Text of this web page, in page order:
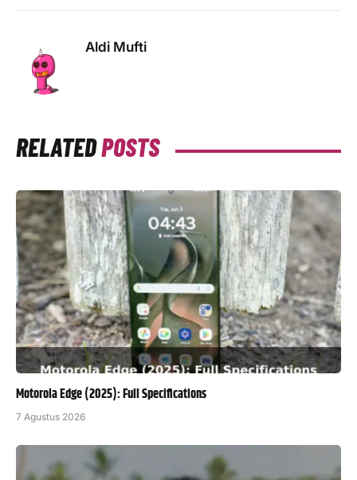
Aldi Mufti
RELATEDPOSTS
Motorola Edge (2025): Full Specifications
7 Agustus 2026